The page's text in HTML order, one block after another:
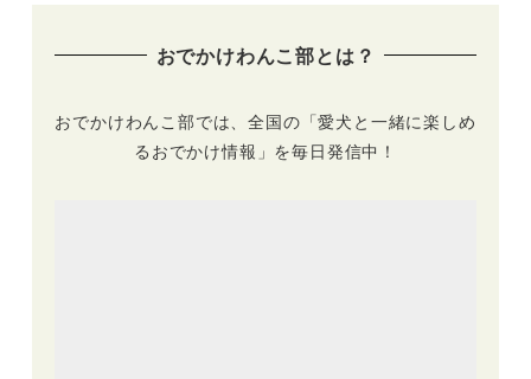
おでかけわんこ部とは？
おでかけわんこ部では、全国の「愛犬と一緒に楽しめ
るおでかけ情報」を毎日発信中！